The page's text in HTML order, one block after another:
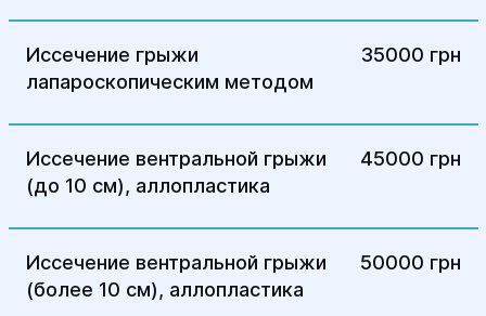
восстановления функций организма.
лечение грыжи, с использованием
современных методов хирургии и
индивидуальным подходом к каждому
вы хотите записаться на консультацию,
обращайтесь в Центр "Гелиос".
Иссечение грыжи
лапароскопическим методом
35000 грн
Иссечение вентральной грыжи
(до 10 см), аллопластика
45000 грн
Иссечение вентральной грыжи
(более 10 см), аллопластика
50000 грн